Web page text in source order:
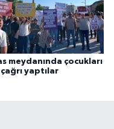
meydanında çocukları
yaptılar